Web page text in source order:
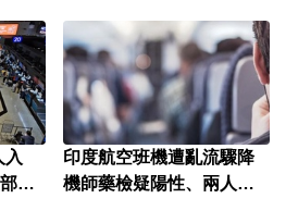
入
證
印度航空班機遭亂流驟降
機師藥檢疑陽性、兩人遭